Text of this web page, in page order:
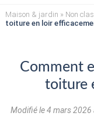
Maison & jardin » Non
toiture en loir
Comment
toiture
Modifié le4 mars 2026